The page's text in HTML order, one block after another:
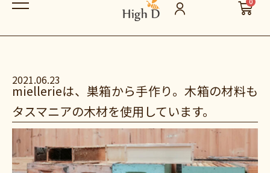
2021.06.23
miellerieは、巣箱から手作り。木箱の材料も
タスマニアの木材を使用しています。